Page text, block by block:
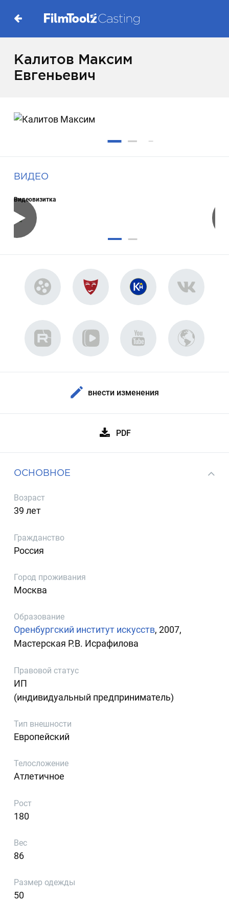
Калитов Максим
Евгеньевич
ВИДЕО
Видеовизитка
внести изменения
PDF
ОСНОВНОЕ
Возраст
39 лет
Гражданство
Россия
Город проживания
Москва
Образование
Оренбургский институт искусств, 2007,
Мастерская Р.В. Исрафилова
Правовой статус
ИП
(индивидуальный предприниматель)
Тип внешности
Европейский
Телосложение
Атлетичное
Рост
180
Вес
86
Размер одежды
50